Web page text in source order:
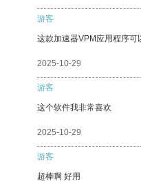
游客
这款加速器VPM应用程序可
2025-10-29
游客
这个软件我非常喜欢
2025-10-29
游客
超棒啊 好用